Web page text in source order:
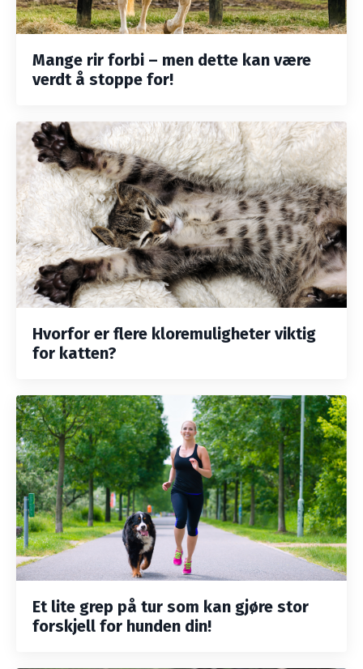
Mange rir forbi – men dette kan være
verdt å stoppe for!
Hvorfor er flere kloremuligheter viktig
for katten?
Et lite grep på tur som kan gjøre stor
forskjell for hunden din!